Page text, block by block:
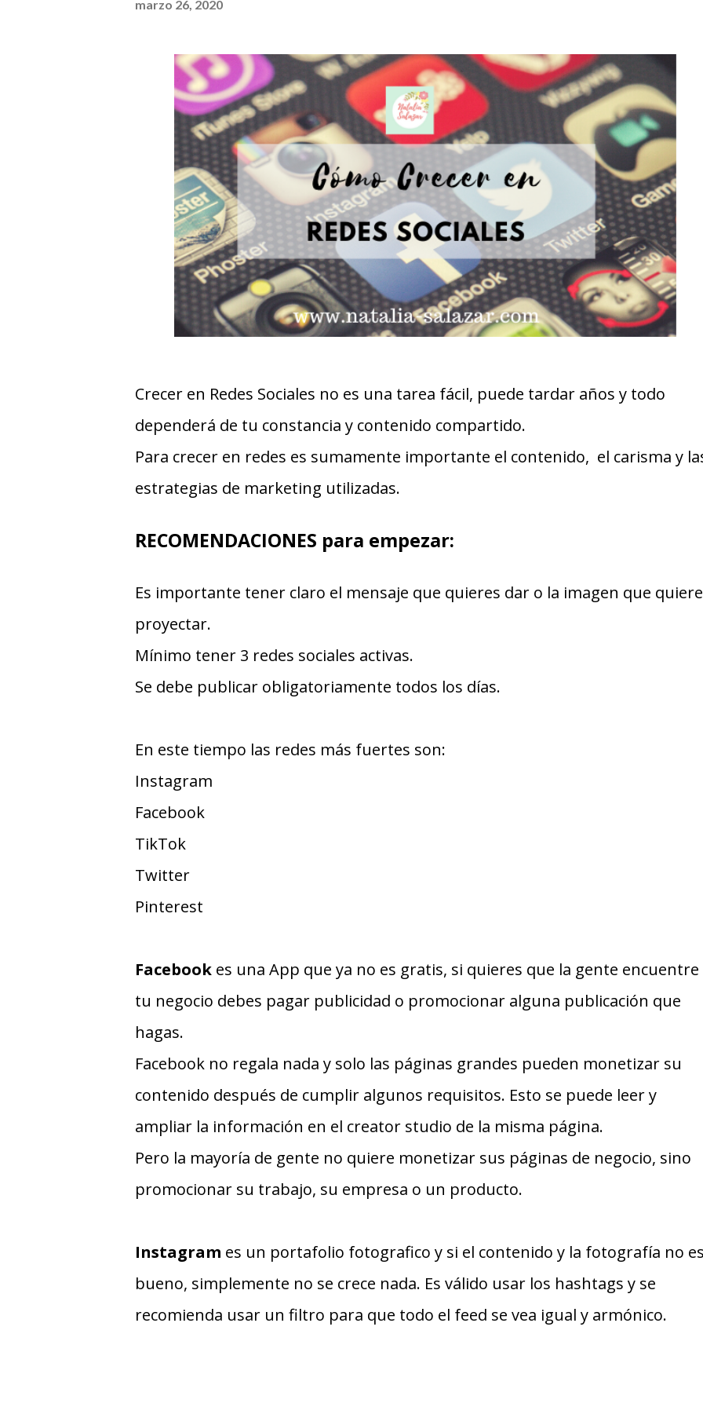
marzo 26, 2020
Crecer en Redes Sociales no es una tarea fácil, puede tardar años y todo
dependerá de tu constancia y contenido compartido.
Para crecer en redes es sumamente importante el contenido, el carisma y
estrategias de marketing utilizadas.
RECOMENDACIONES para empezar:
Es importante tener claro el mensaje que quieres dar o la imagen que
proyectar.
Mínimo tener 3 redes sociales activas.
Se debe publicar obligatoriamente todos los días.
En este tiempo las redes más fuertes son:
Instagram
Facebook
TikTok
Twitter
Pinterest
Facebook es una App que ya no es gratis, si quieres que la gente encuentre
tu negocio debes pagar publicidad o promocionar alguna publicación que
hagas.
Facebook no regala nada y solo las páginas grandes pueden monetizar su
contenido después de cumplir algunos requisitos. Esto se puede leer y
ampliar la información en el creator studio de la misma página.
Pero la mayoría de gente no quiere monetizar sus páginas de negocio, sino
promocionar su trabajo, su empresa o un producto.
Instagram es un portafolio fotografico y si el contenido y la fotografía no
bueno, simplemente no se crece nada. Es válido usar los hashtags y se
recomienda usar un filtro para que todo el feed se vea igual y armónico.